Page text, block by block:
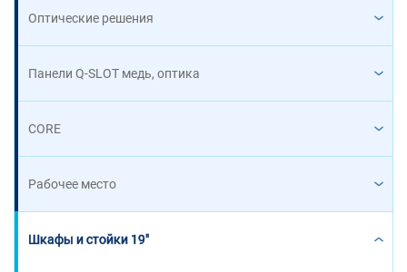
Оптические решения
Панели Q-SLOT медь, оптика
CORE
Рабочее место
Шкафы и стойки 19"